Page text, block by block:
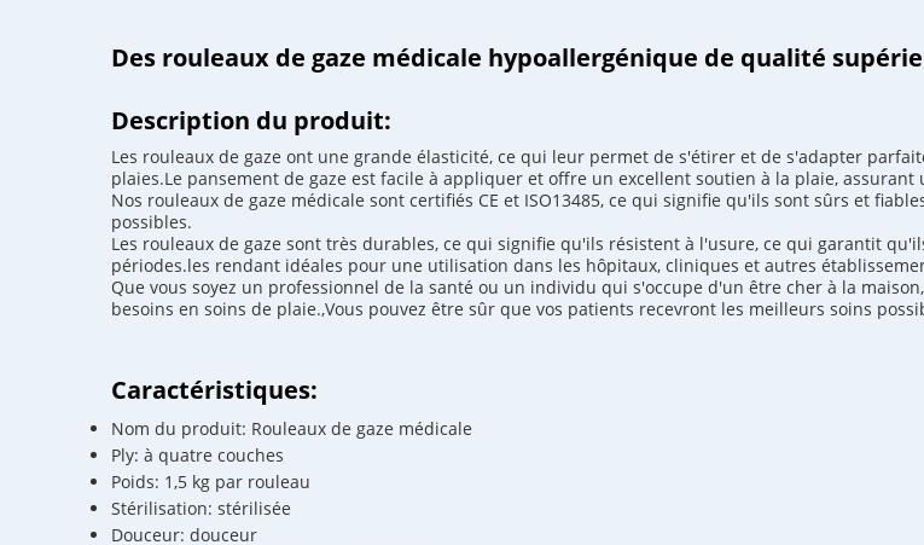
Des rouleaux de gaze médicale hypoallergénique de qualité
Description du produit:
Les rouleaux de gaze ont une grande élasticité, ce qui leur permet de s'étirer et de s'adapter
plaies.Le pansement de gaze est facile à appliquer et offre un excellent soutien à la plaie, assurant
Nos rouleaux de gaze médicale sont certifiés CE et ISO13485, ce qui signifie qu'ils sont sûrs et
possibles.
Les rouleaux de gaze sont très durables, ce qui signifie qu'ils résistent à l'usure, ce qui garantit
périodes.les rendant idéales pour une utilisation dans les hôpitaux, cliniques et autres
Que vous soyez un professionnel de la santé ou un individu qui s'occupe d'un être cher à la
besoins en soins de plaie.,Vous pouvez être sûr que vos patients recevront les meilleurs soins
Caractéristiques:
Nom du produit: Rouleaux de gaze médicale
Ply: à quatre couches
Poids: 1,5 kg par rouleau
Stérilisation: stérilisée
Douceur: douceur